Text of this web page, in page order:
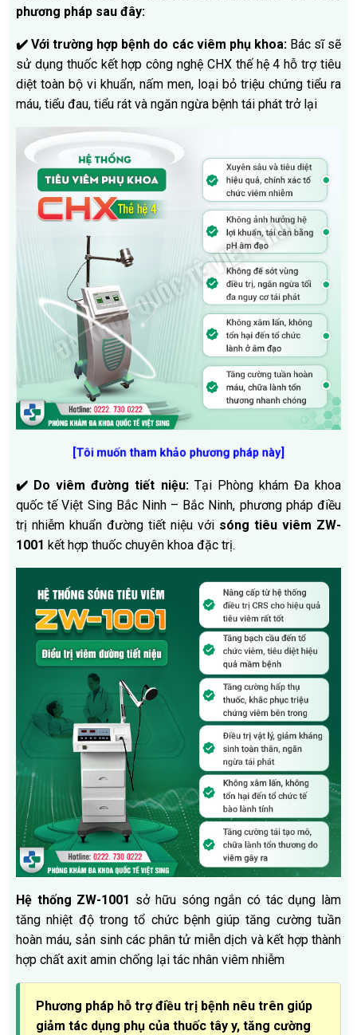
phương pháp sau đây:
✔️Với trường hợp bệnh do các viêm phụ khoa:Bác sĩ sẽ
sử dụng thuốc kết hợp công nghệ CHX thế hệ 4 hỗ trợ tiêu
diệt toàn bộ vi khuẩn, nấm men, loại bỏ triệu chứng tiểu ra
máu, tiểu đau, tiểu rát và ngăn ngừa bệnh tái phát trở lại
[Tôi muốn tham khảo phương pháp này]
✔️ Do viêm đường tiết niệu:Tại Phòng khám Đa khoa
quốc tế Việt Sing Bắc Ninh – Bắc Ninh, phương pháp điều
trị nhiễm khuẩn đường tiết niệu với sóng tiêu viêm ZW-
1001 kết hợp thuốc chuyên khoa đặc trị.
Hệ thống ZW-1001 sở hữu sóng ngắn có tác dụng làm
tăng nhiệt độ trong tổ chức bệnh giúp tăng cường tuần
hoàn máu, sản sinh các phân tử miễn dịch và kết hợp thành
hợp chất axit amin chống lại tác nhân viêm nhiễm
Phương pháp hỗ trợ điều trị bệnh nêu trên giúp
giảm tác dụng phụ của thuốc tây y, tăng cường